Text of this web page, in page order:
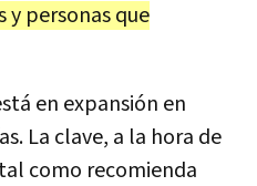
y personas que
en expansión en
La clave, a la hora de
como recomienda